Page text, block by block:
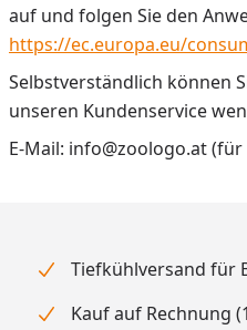
auf und folgen Sie den
https://ec.europa.eu/
Selbstverständlich können
unseren Kundenservice
E-Mail: info@zoologo.at
Tiefkühlversand für
Kauf auf Rechnung